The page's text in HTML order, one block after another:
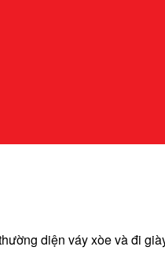
diện váy xòe và đi